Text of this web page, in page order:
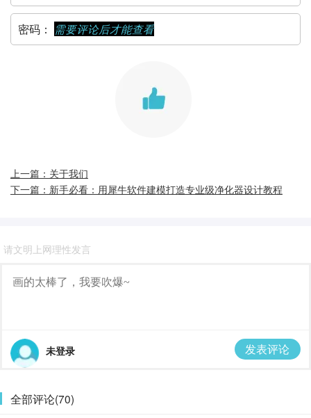
密码： 需要评论后才能查看
上一篇：关于我们
下一篇：新手必看：用犀牛软件建模打造专业级净化器设计教程
请文明上网理性发言
未登录 发表评论
全部评论(70)